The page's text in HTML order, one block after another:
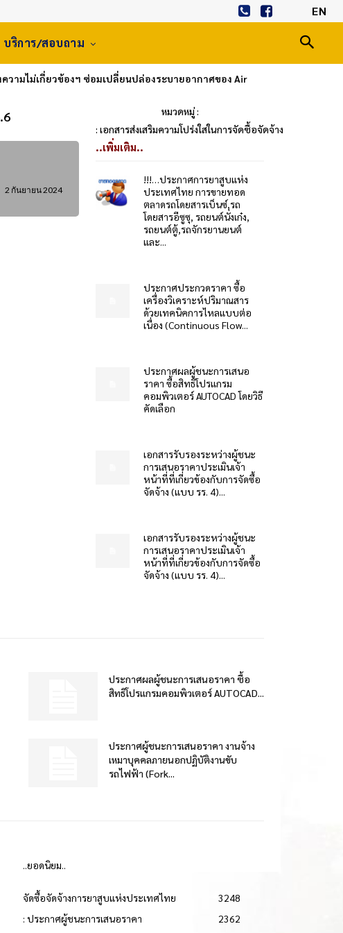
EN
บริการ/สอบถาม
ความไม่เกี่ยวข้องฯ ซ่อมเปลี่ยนปล่องระบายอากาศของ Air
หมวดหมู่ :
: เอกสารส่งเสริมความโปร่งใสในการจัดซื้อจัดจ้าง
2 กันยายน 2024
..เพิ่มเติม..
!!!…ประกาศการยาสูบแห่ง
ประเทศไทย การขายทอด
ตลาดรถโดยสารเบ็นซ์,รถ
โดยสารอีซูซุ, รถยนต์นั่งเก๋ง,
รถยนต์ตู้,รถจักรยานยนต์
และ...
ประกาศประกวดราคา ซื้อ
เครื่องวิเคราะห์ปริมาณสาร
ด้วยเทคนิคการไหลแบบต่อ
เนื่อง (Continuous Flow...
ประกาศผลผู้ชนะการเสนอ
ราคา ซื้อสิทธิโปรแกรม
คอมพิวเตอร์ AUTOCAD โดยวิธี
คัดเลือก
เอกสารรับรองระหว่างผู้ชนะ
การเสนอราคาประเมินเจ้า
หน้าที่ที่เกี่ยวข้องกับการจัดซื้อ
จัดจ้าง (แบบ รร. 4)...
เอกสารรับรองระหว่างผู้ชนะ
การเสนอราคาประเมินเจ้า
หน้าที่ที่เกี่ยวข้องกับการจัดซื้อ
จัดจ้าง (แบบ รร. 4)...
ประกาศผลผู้ชนะการเสนอราคา ซื้อ
สิทธิโปรแกรมคอมพิวเตอร์ AUTOCAD...
ประกาศผู้ชนะการเสนอราคา งานจ้าง
เหมาบุคคลภายนอกปฏิบัติงานขับ
รถไฟฟ้า (Fork...
..ยอดนิยม..
จัดซื้อจัดจ้างการยาสูบแห่งประเทศไทย
3248
: ประกาศผู้ชนะการเสนอราคา
2362